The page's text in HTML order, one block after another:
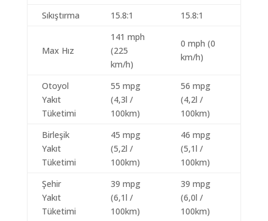
Sıkıştırma 15.8:1 15.8:1
Max Hız
141 mph
(225
km/h)
0 mph (0
km/h)
Otoyol
Yakıt
Tüketimi
55 mpg
(4,3l /
100km)
56 mpg
(4,2l /
100km)
Birleşik
Yakıt
Tüketimi
45 mpg
(5,2l /
100km)
46 mpg
(5,1l /
100km)
Şehir
Yakıt
Tüketimi
39 mpg
(6,1l /
100km)
39 mpg
(6,0l /
100km)